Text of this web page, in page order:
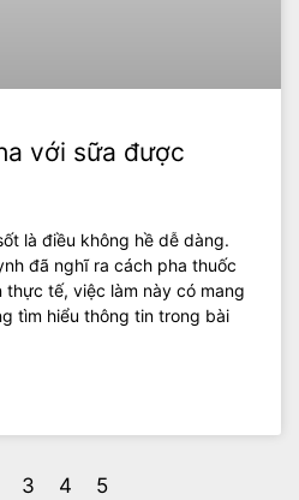
với sữa được
là điều không hề dễ dàng.
đã nghĩ ra cách pha thuốc
tế, việc làm này có mang
tìm hiểu thông tin trong bài
3 4 5